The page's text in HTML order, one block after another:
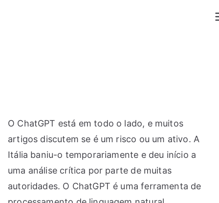
O ChatGPT está em todo o lado, e muitos
artigos discutem se é um risco ou um ativo. A
Itália baniu-o temporariamente e deu início a
uma análise crítica por parte de muitas
autoridades. O ChatGPT é uma ferramenta de